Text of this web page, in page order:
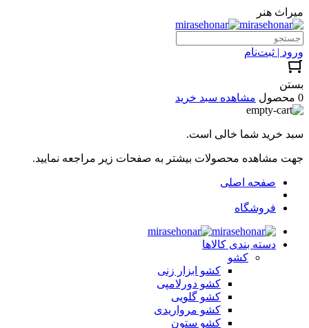
میراث هنر
ورود | ثبت‌نام
بستن
0 محصول
مشاهده سبد خرید
سبد خرید شما خالی است.
جهت مشاهده محصولات بیشتر به صفحات زیر مراجعه نمایید.
صفحه اصلی
فروشگاه
دسته بندی کالاها
کشو
کشو ابزار زنی
کشو دورلامپی
کشو گلویی
کشو مرواریدی
کشو ستون